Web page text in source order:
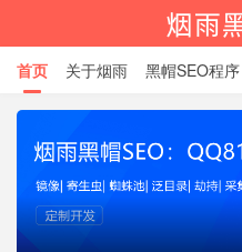
烟雨
首页 关于烟雨 黑帽SEO程序
泛目录程序 蜘蛛池站群 AI建